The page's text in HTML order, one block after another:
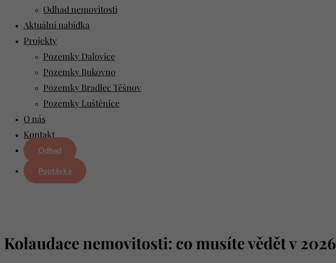
Odhad nemovitosti
Aktuální nabídka
Projekty
Pozemky Dalovice
Pozemky Bukovno
Pozemky Bradlec Těšnov
Pozemky Luštěnice
O nás
Kontakt
Odhad
Poptávka
Kolaudace nemovitosti: co musíte vědět v 2026